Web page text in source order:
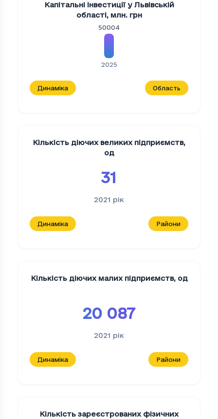
Капітальні інвестиції у Львівській
області, млн. грн
50004
2025
Динаміка Область
Кількість діючих великих підприємств,
од
31
2021 рік
Динаміка Райони
Кількість діючих малих підприємств, од
20 087
2021 рік
Динаміка Райони
Кількість зареєстрованих фізичних